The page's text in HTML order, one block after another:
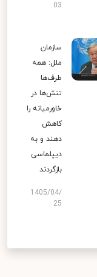
03
سازمان
ملل: همه
طرف‌ها
تنش‌ها در
خاورمیانه را
کاهش
دهند و به
دیپلماسی
بازگردند
1405/04/
25